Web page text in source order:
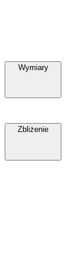
Wymiary
Zbliżenie